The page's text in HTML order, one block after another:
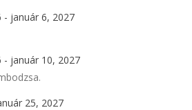
- január 6, 2027
- január 10, 2027
25, 2027